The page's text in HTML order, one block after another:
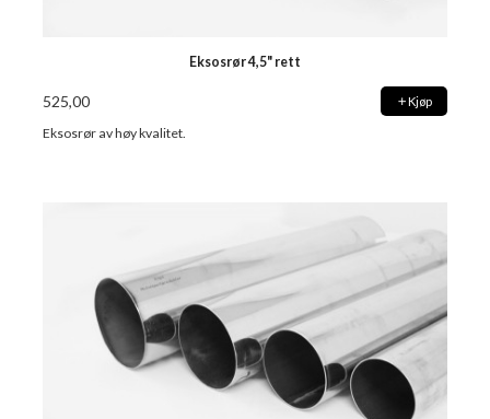
Eksosrør 4,5" rett
525,00 Kjøp
Eksosrør av høy kvalitet.